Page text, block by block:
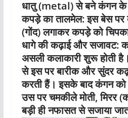
धातु (metal) से बने कंगन के
कपड़े का तालमेल: इस बेस पर
(गोंद) लगाकर कपड़े को
धागे की कढ़ाई और सजावट:
असली कलाकारी शुरू होती
से इस पर बारीक और सुंदर
करती हैं। इसके बाद कंगन
उस पर चमकीले मोती, मिरर
बड़ी ही नफासत से सजाया